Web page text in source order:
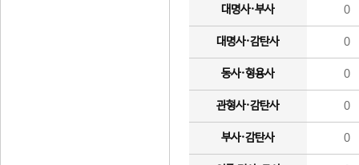
대명사·부사 0
대명사·감탄사 0
동사·형용사 0
관형사·감탄사 0
부사·감탄사 0